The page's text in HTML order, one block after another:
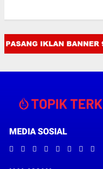
MEDIA SOSIAL